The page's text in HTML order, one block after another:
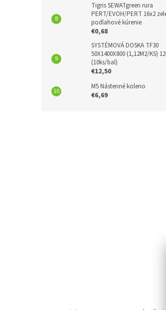
Tigris SEWATgreen rura
PERT/EVOH/PERT 16x2
podlahové kúrenie
€0,68
SYSTÉMOVÁ DOSKA TF30
50X1400X800 (1,12M2/KS)
(10ks/bal)
€12,50
M5 Nástenné koleno
€6,69